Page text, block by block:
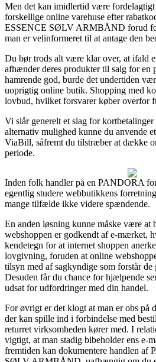
Men det kan imidlertid være
forskellige online varehuse efter
ESSENCE SØLV ARMBÅND forud
man er velinformeret til at antage den
Du bør trods alt være klar over, at ifald
afhænder deres produkter til salg for en
hamrende god, burde det undertiden
uoprigtig online butik. Shopping med
lovbud, hvilket forsvarer køber overfor
Vi slår generelt et slag for
alternativ mulighed kunne du anvende
ViaBill, såfremt du tilstræber at dække
periode.
Inden folk handler på en PANDORA
egentlig studere webbutikkens
mange tilfælde ikke videre spændende.
En anden løsning kunne måske være at
webshoppen er godkendt af e-mærket,
kendetegn for at internet shoppen
lovgivning, foruden at online
tilsyn med af sagkyndige som forstår de
Desuden får du chance for hjælpende
udsat for udfordringer med din handel.
For øvrigt er det klogt at man er obs på
der kan spille ind i forbindelse med
returret virksomheden kører med. I
vigtigt, at man stadig bibeholder ens e-
fremtiden kan dokumentere handlen af